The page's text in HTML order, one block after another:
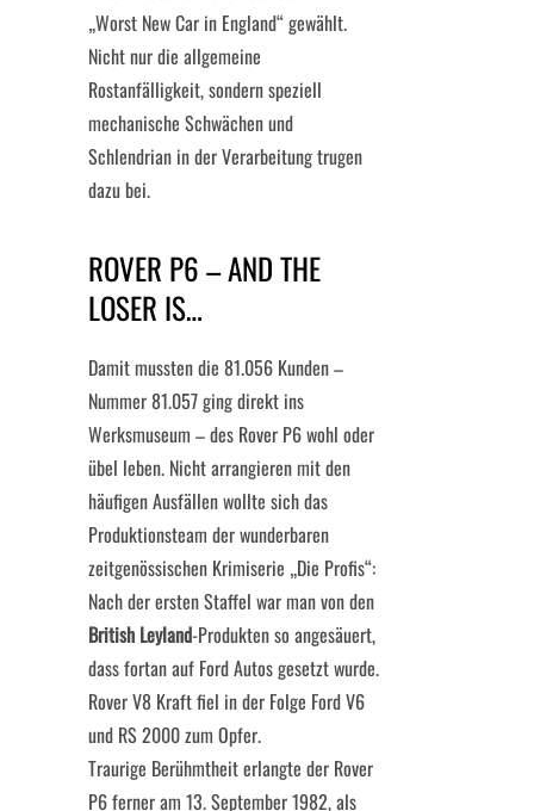
„Worst New Car in England“ gewählt.
Nicht nur die allgemeine
Rostanfälligkeit, sondern speziell
mechanische Schwächen und
Schlendrian in der Verarbeitung trugen
dazu bei.
ROVER P6 – AND THE
LOSER IS…
Damit mussten die 81.056 Kunden –
Nummer 81.057 ging direkt ins
Werksmuseum – des Rover P6 wohl oder
übel leben. Nicht arrangieren mit den
häufigen Ausfällen wollte sich das
Produktionsteam der wunderbaren
zeitgenössischen Krimiserie „Die Profis“:
Nach der ersten Staffel war man von den
British Leyland-Produkten so angesäuert,
dass fortan auf Ford Autos gesetzt wurde.
Rover V8 Kraft fiel in der Folge Ford V6
und RS 2000 zum Opfer.
Traurige Berühmtheit erlangte der Rover
P6 ferner am 13. September 1982, als